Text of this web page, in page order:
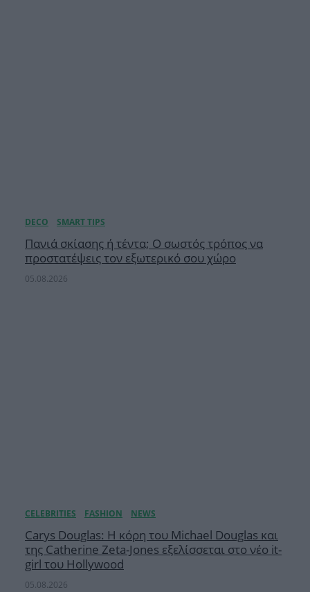
Πανιά σκίασης ή τέντα; Ο σωστός τρόπος να
προστατέψεις τον εξωτερικό σου χώρο
05.08.2026
Carys Douglas: Η κόρη τoυ Michael Douglas και
της Catherine Zeta-Jones εξελίσσεται στο νέο it-
girl του Hollywood
05.08.2026